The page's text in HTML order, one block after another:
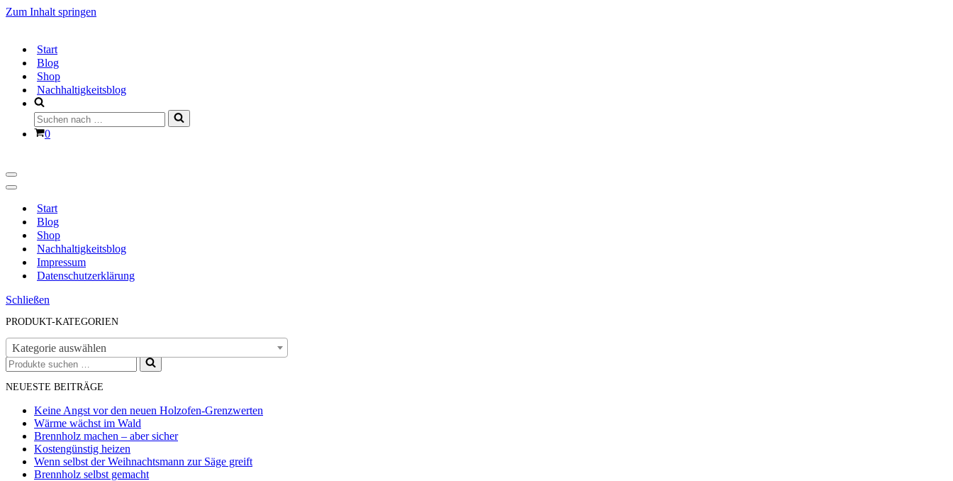
Zum Inhalt springen
Start
Blog
Shop
Nachhaltigkeitsblog
Suchen
nach …
Warenkorb
0
Navigationsmenü
Navigationsmenü
Start
Blog
Shop
Nachhaltigkeitsblog
Impressum
Datenschutzerklärung
Schließen
PRODUKT-KATEGORIEN
Kategorie auswählen
Suchen
nach …
NEUESTE BEITRÄGE
Keine Angst vor den neuen Holzofen-Grenzwerten
Wärme wächst im Wald
Brennholz machen – aber sicher
Kostengünstig heizen
Wenn selbst der Weihnachtsmann zur Säge greift
Brennholz selbst gemacht